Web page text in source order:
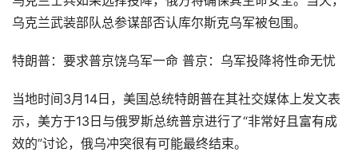
乌克兰武装部队总参谋部否认库尔斯克乌军被包围。
特朗普：要求普京饶乌军一命 普京：乌军投降将性命无忧
当地时间3月14日，美国总统特朗普在其社交媒体上发文表
示，美方于13日与俄罗斯总统普京进行了“非常好且富有成
效的”讨论，俄乌冲突很有可能最终结束。